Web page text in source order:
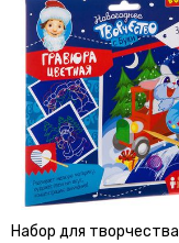
Набор для творчества